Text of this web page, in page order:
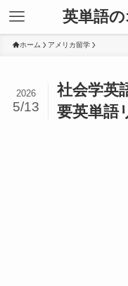
英単語
ホーム アメリカ留学
社会学英
要英単語
2026
5/13